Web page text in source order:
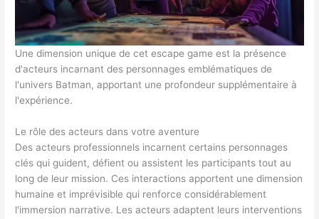
Une dimension unique de cet escape game est la présence
d'acteurs incarnant des personnages emblématiques de
l'univers Batman, apportant une profondeur supplémentaire à
l'expérience.
Le rôle des acteurs dans votre aventure
Des acteurs professionnels incarnent certains personnages
clés qui guident, défient ou assistent les participants tout au
long de leur mission. Ces interactions apportent une dimension
humaine et imprévisible qui renforce considérablement
l'immersion narrative. Les acteurs adaptent leurs interventions